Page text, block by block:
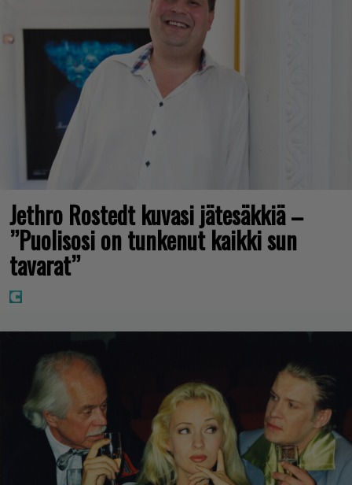
Jethro Rostedt kuvasi jätesäkkiä –
”Puolisosi on tunkenut kaikki sun
tavarat”